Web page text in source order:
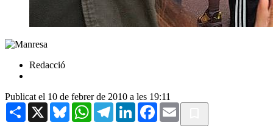
Redacció
Publicat el 10 de febrer de 2010 a les 19:11
Share X BlueskyWhatsAppTelegramLinkedInFacebook
Email